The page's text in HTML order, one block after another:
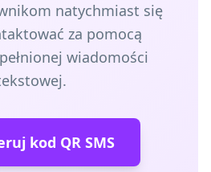
natychmiast się
za pomocą
wiadomości
kod QR SMS